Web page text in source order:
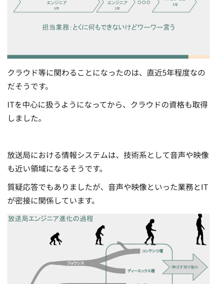
クラウド等に関わることになったのは、直近5年程度なの
だそうです。
ITを中心に扱うようになってから、クラウドの資格も取得
しました。
放送局における情報システムは、技術系として音声や映像
も近い領域になるそうです。
質疑応答でもありましたが、音声や映像といった業務とIT
が密接に関係しています。